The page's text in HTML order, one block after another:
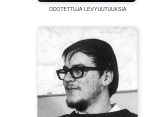
ODOTETTUJA LEVYUUTUUKSIA